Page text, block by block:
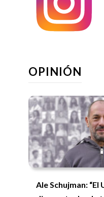
OPINIÓN
Ale Schujman: “El